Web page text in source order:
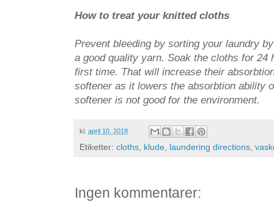
How to treat your knitted cloths
Prevent bleeding by sorting your laundry
a good quality yarn. Soak the cloths for 24
first time. That will increase their
softener as it lowers the absorbtion ability
softener is not good for the environment.
kl. april 10, 2018
Etiketter: cloths, klude, laundering directions,
Ingen kommentarer: